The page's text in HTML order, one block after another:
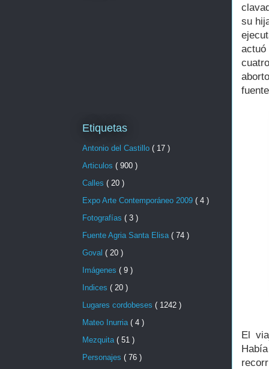
su
El
Etiquetas
Antonio del Castillo ( 17 )
Articulos ( 900 )
Calles ( 20 )
Expo Arte Contemporáneo 2009 ( 4 )
Fotografías ( 3 )
Fuente Agria Santa Elisa ( 74 )
Goval ( 20 )
Imágenes ( 9 )
Indices ( 20 )
Lugares cordobeses ( 1242 )
Mateo Inurria ( 4 )
Mezquita ( 51 )
Personajes ( 76 )